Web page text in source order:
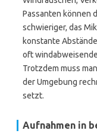
Passanten können
schwieriger, das
konstante
oft
Trotzdem muss
der Umgebung
setzt.
Aufnahmen in